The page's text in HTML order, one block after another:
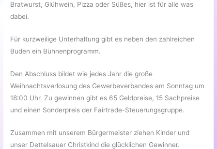
Bratwurst, Glühwein, Pizza oder Süßes, hier ist für alle was
dabei.
Für kurzweilige Unterhaltung gibt es neben den zahlreichen
Buden ein Bühnenprogramm.
Den Abschluss bildet wie jedes Jahr die große
Weihnachtsverlosung des Gewerbeverbandes am Sonntag um
18:00 Uhr. Zu gewinnen gibt es 65 Geldpreise, 15 Sachpreise
und einen Sonderpreis der Fairtrade-Steuerungsgruppe.
Zusammen mit unserem Bürgermeister ziehen Kinder und
unser Dettelsauer Christkind die glücklichen Gewinner.